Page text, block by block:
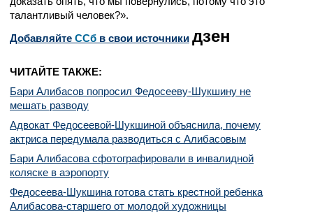
талантливый человек?».
Добавляйте CСб в свои источники дзен
ЧИТАЙТЕ ТАКЖЕ:
Бари Алибасов попросил Федосееву-Шукшину не
мешать разводу
Адвокат Федосеевой-Шукшиной объяснила, почему
актриса передумала разводиться с Алибасовым
Бари Алибасова сфотографировали в инвалидной
коляске в аэропорту
Федосеева-Шукшина готова стать крестной ребенка
Алибасова-старшего от молодой художницы